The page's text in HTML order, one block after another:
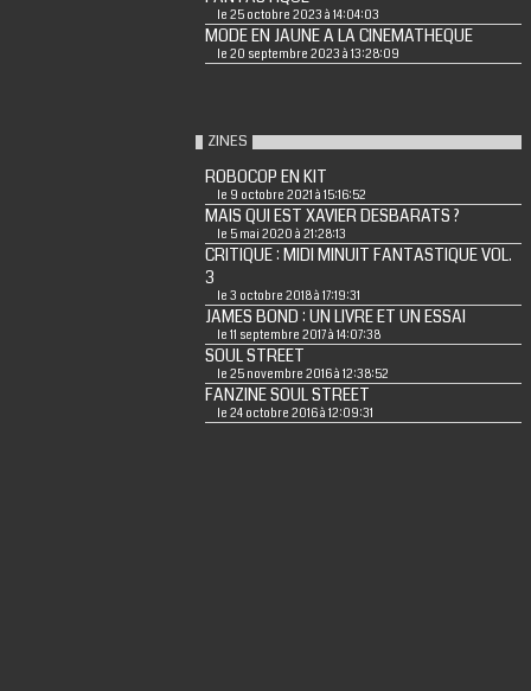
le 25 octobre 2023 à 14:04:03
MODE EN JAUNE A LA CINEMATHEQUE
le 20 septembre 2023 à 13:28:09
ZINES
ROBOCOP EN KIT
le 9 octobre 2021 à 15:16:52
MAIS QUI EST XAVIER DESBARATS ?
le 5 mai 2020 à 21:28:13
CRITIQUE : MIDI MINUIT FANTASTIQUE VOL.
3
le 3 octobre 2018 à 17:19:31
JAMES BOND : UN LIVRE ET UN ESSAI
le 11 septembre 2017 à 14:07:38
SOUL STREET
le 25 novembre 2016 à 12:38:52
FANZINE SOUL STREET
le 24 octobre 2016 à 12:09:31